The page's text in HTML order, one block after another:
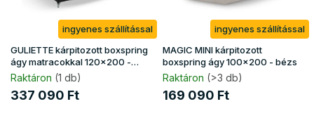
i
s
t
á
ingyenes szállítással
GULIETTE kárpitozott boxspring
ágy matracokkal 120x200 -
fekete
Raktáron (1 db)
337 090 Ft
ingyenes szállítással
MAGIC MINI kárpitozott
boxspring ágy 100x200 - bézs
Raktáron (>3 db)
169 090 Ft